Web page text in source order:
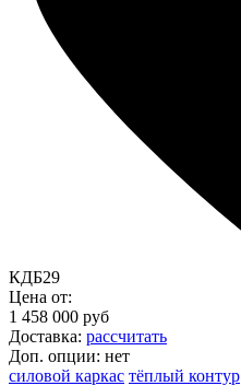
КДБ29
Цена от:
1 458 000 руб
Доставка: рассчитать
Доп. опции: нет
силовой каркас тёплый контур